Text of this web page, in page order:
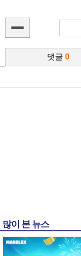
댓글 0
많이 본 뉴스